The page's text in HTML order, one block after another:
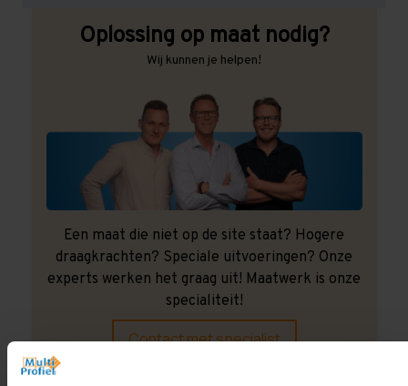
Oplossing op maat nodig?
Wij kunnen je helpen!
Een maat die niet op de site staat? Hogere
draagkrachten? Speciale uitvoeringen? Onze
experts werken het graag uit! Maatwerk is onze
specialiteit!
Contact met specialist